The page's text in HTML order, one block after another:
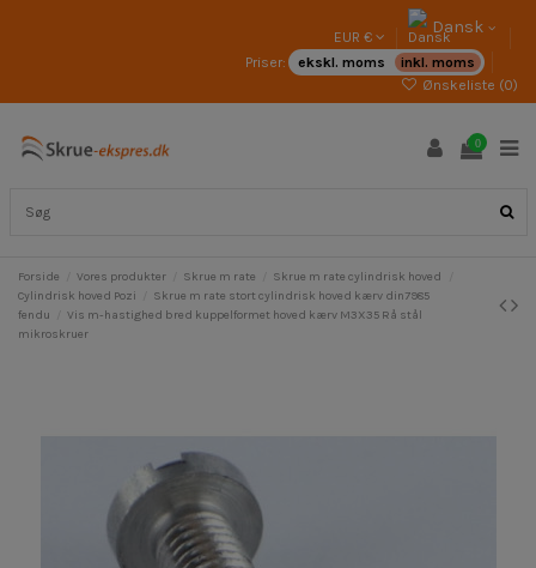
EUR € Dansk
Priser: ekskl. moms
inkl. moms
Ønskeliste (0)
0
Forside Vores produkter Skrue m rate
Skrue m rate cylindrisk hoved
Cylindrisk hoved Pozi
Skrue m rate stort cylindrisk hoved kærv din7985
fendu
Vis m-hastighed bred kuppelformet hoved kærv M3X35 Rå stål
mikroskruer